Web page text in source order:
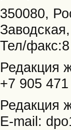
350080,
Тел/
Редакция
+7 905
Редакция
E-mail: